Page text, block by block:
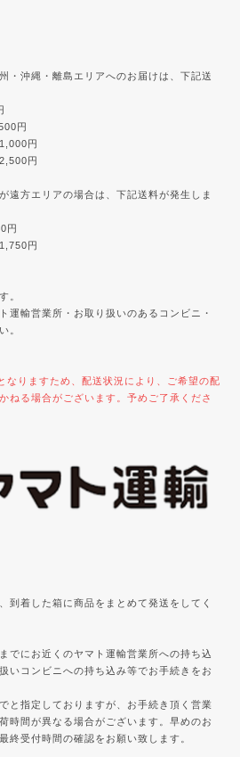
・沖縄・離島エリアへのお届けは、下記送
円
円
円
遠方エリアの場合は、下記送料が発生しま
円
円
。
運輸営業所・お取り扱いのあるコンビニ・
。
なりますため、配送状況により、ご希望の配
ねる場合がございます。予めご了承くださ
到着した箱に商品をまとめて発送をしてく
でにお近くのヤマト運輸営業所への持ち込
いコンビニへの持ち込み等でお手続きをお
と指定しておりますが、お手続き頂く営業
時間が異なる場合がございます。早めのお
終受付時間の確認をお願い致します。